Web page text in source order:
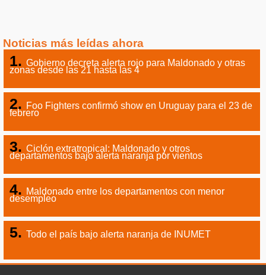
Noticias más leídas ahora
Gobierno decreta alerta rojo para Maldonado y otras
zonas desde las 21 hasta las 4
Foo Fighters confirmó show en Uruguay para el 23 de
febrero
Ciclón extratropical: Maldonado y otros
departamentos bajo alerta naranja por vientos
Maldonado entre los departamentos con menor
desempleo
Todo el país bajo alerta naranja de INUMET